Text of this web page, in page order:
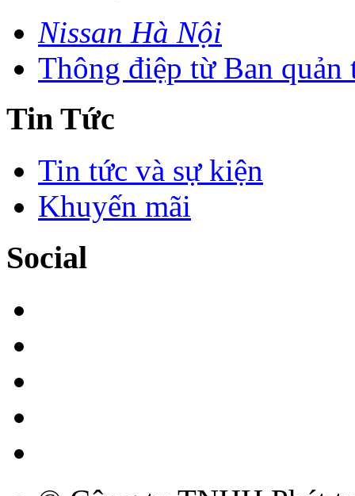
Nissan Hà Nội
Thông điệp từ Ban quản
Tin Tức
Tin tức và sự kiện
Khuyến mãi
Social